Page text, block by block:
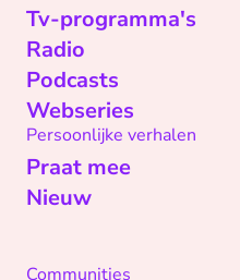
Tv-programma's
Radio
Podcasts
Webseries
Persoonlijke verhalen
Praat mee
Nieuw
Communities